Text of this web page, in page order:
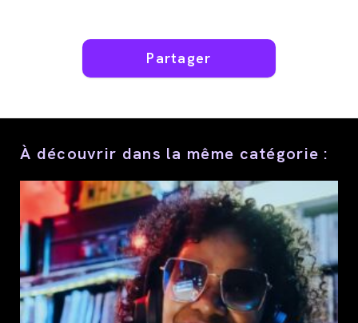
Partager
Partager
À découvrir dans la même catégorie :